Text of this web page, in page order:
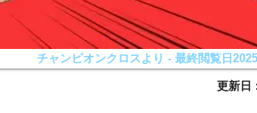
チャンピオンクロスより - 最終閲覧日